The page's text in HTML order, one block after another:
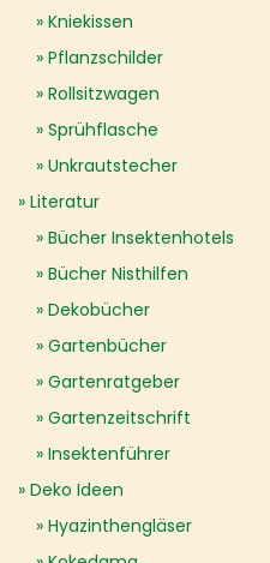
Kniekissen
Pflanzschilder
Rollsitzwagen
Sprühflasche
Unkrautstecher
Literatur
Bücher Insektenhotels
Bücher Nisthilfen
Dekobücher
Gartenbücher
Gartenratgeber
Gartenzeitschrift
Insektenführer
Deko Ideen
Hyazinthengläser